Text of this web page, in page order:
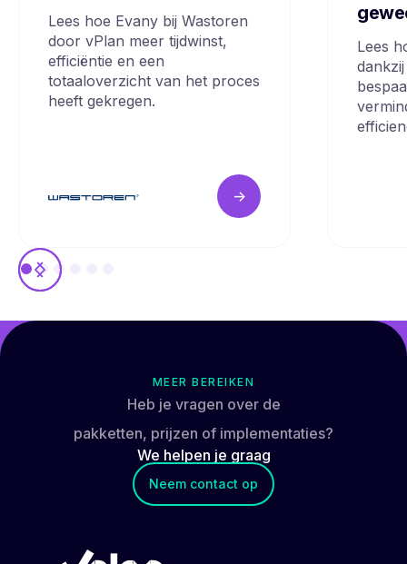
Lees hoe Evany bij Wastoren
door vPlan meer tijdwinst,
efficiëntie en een
totaaloverzicht van het proces
heeft gekregen.
->
Lees
MEER BEREIKEN
Heb je vragen over de
pakketten, prijzen of implementaties?
We helpen je graag
Neem contact op